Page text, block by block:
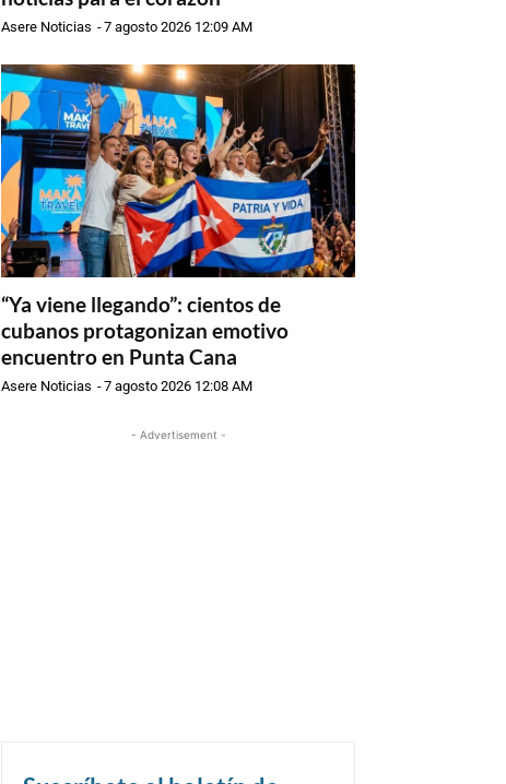
Asere Noticias -7 agosto 2026 12:09 AM
“Ya viene llegando”: cientos de
cubanos protagonizan emotivo
encuentro en Punta Cana
Asere Noticias -7 agosto 2026 12:08 AM
- Advertisement -